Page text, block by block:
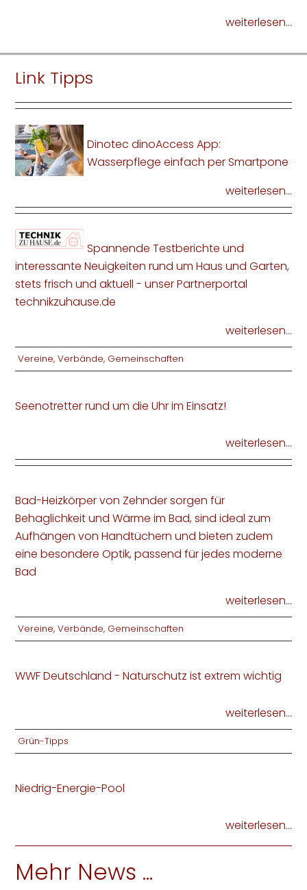
weiterlesen...
Link Tipps
Dinotec dinoAccess App:
Wasserpflege einfach per Smartpone
weiterlesen...
Spannende Testberichte und
interessante Neuigkeiten rund um Haus und Garten,
stets frisch und aktuell - unser Partnerportal
technikzuhause.de
weiterlesen...
Vereine, Verbände, Gemeinschaften
Seenotretter rund um die Uhr im Einsatz!
weiterlesen...
Bad-Heizkörper von Zehnder sorgen für
Behaglichkeit und Wärme im Bad, sind ideal zum
Aufhängen von Handtüchern und bieten zudem
eine besondere Optik, passend für jedes moderne
Bad
weiterlesen...
Vereine, Verbände, Gemeinschaften
WWF Deutschland - Naturschutz ist extrem wichtig
weiterlesen...
Grün-Tipps
Niedrig-Energie-Pool
weiterlesen...
Mehr News ...